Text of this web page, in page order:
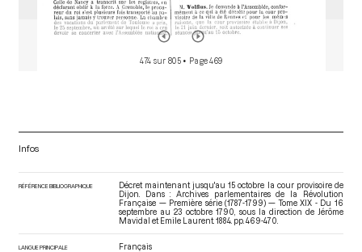
474 sur 805 • Page 469
Infos
RÉFÉRENCE BIBLIOGRAPHIQUE
Décret maintenant jusqu'au 15 octobre la cour provisoire de
Dijon. Dans : Archives parlementaires de la Révolution
Française — Première série (1787-1799) — Tome XIX - Du 16
septembre au 23 octobre 1790
, sous la direction de Jérôme
Mavidal et Emile Laurent. 1884. pp. 469-470.
LANGUE PRINCIPALE Français